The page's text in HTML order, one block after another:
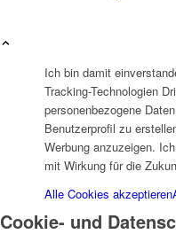
Betriebsrat
Projekte &
Ich bin damit
Tracking-Technologien
personenbezogene
Benutzerprofil zu
Werbung anzuzeigen.
mit Wirkung für die
Alle Cookies akzeptieren
Cookie- und